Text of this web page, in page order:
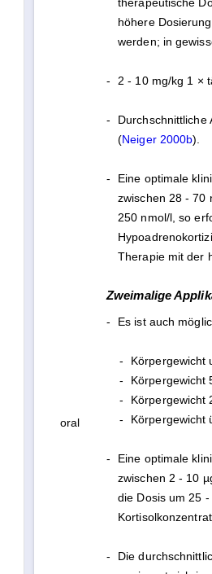
oral
höhere
werden; in
- 2 - 10 mg/kg 1 ×
-
Durchschnittliche
(Neiger 2000b).
-
Eine optimale
zwischen 28 - 70
250 nmol/l, so
Therapie mit der
Zweimalige
- Es ist auch
-
Körpergewicht
-
Körpergewicht
-
Körpergewicht
-
Körpergewicht
-
Eine optimale
zwischen 2 - 10
die Dosis um 25
-
Die